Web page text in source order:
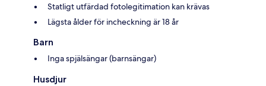
Statligt utfärdad fotolegitimation kan krävas
Lägsta ålder för incheckning är 18 år
Barn
Inga spjälsängar (barnsängar)
Husdjur